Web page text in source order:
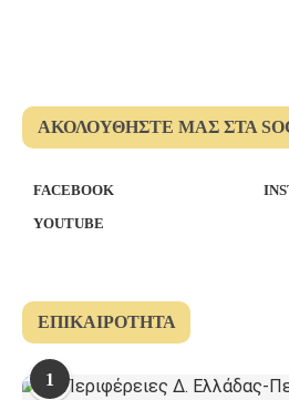
ΑΚΟΛΟΥΘΉΣΤΕ ΜΑΣ ΣΤΑ
FACEBOOK
YOUTUBE
ΕΠΙΚΑΙΡΌΤΗΤΑ
1